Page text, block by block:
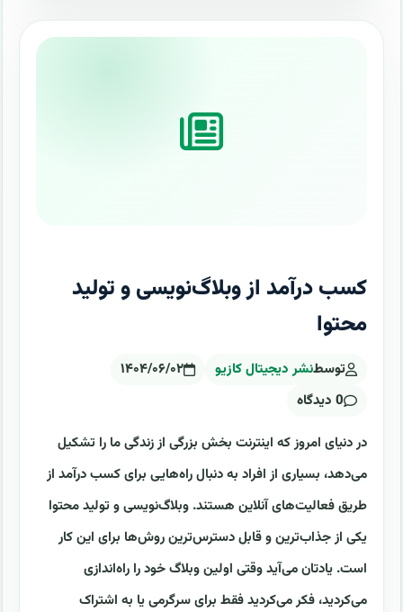
کسب درآمد از وبلاگ‌نویسی و تولید
محتوا
توسطنشر دیجیتال کازیو
۱۴۰۴/۰۶/۰۲
0 دیدگاه
در دنیای امروز که اینترنت بخش بزرگی از زندگی ما را تشکیل
می‌دهد، بسیاری از افراد به دنبال راه‌هایی برای کسب درآمد از
طریق فعالیت‌های آنلاین هستند. وبلاگ‌نویسی و تولید محتوا
یکی از جذاب‌ترین و قابل دسترس‌ترین روش‌ها برای این کار
است. یادتان می‌آید وقتی اولین وبلاگ خود را راه‌اندازی
می‌کردید، فکر می‌کردید فقط برای سرگرمی یا به اشتراک